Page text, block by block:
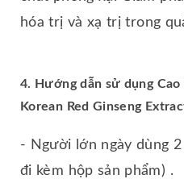
hóa trị và xạ trị trong
4. Hướng dẫn sử dụng Cao
Korean Red Ginseng
- Người lớn ngày dùng
đi kèm hộp sản phẩm) .